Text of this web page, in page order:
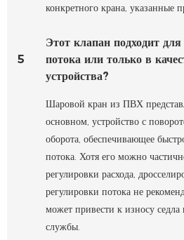
конкретного крана, указанные
5
Этот клапан подходит
потока или только в
устройства?
Шаровой кран из ПВХ
основном, устройство с
оборота, обеспечивающее
потока. Хотя его можно
регулировки расхода,
регулировки потока не
может привести к износу седла
службы.